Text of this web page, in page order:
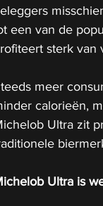
een van de
sterk van
meer
calorieën,
Ultra zit
Ultra is